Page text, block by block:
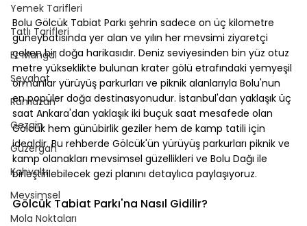
Yemek Tarifleri
Tatlı Tarifleri
Et Mangal
Seyahat
Ramazan
Gezgin
Güzergah
Kahvaltı
Mevsimsel
Mola Noktaları
Bolu Gölcük Tabiat Parkı şehrin sadece on üç kilometre
güneybatısında yer alan ve yılın her mevsimi ziyaretçi
çeken bir doğa harikasıdır. Deniz seviyesinden bin yüz otuz
metre yükseklikte bulunan krater gölü etrafındaki yemyeşil
ormanlar yürüyüş parkurları ve piknik alanlarıyla Bolu'nun
en popüler doğa destinasyonudur. İstanbul'dan yaklaşık üç
saat Ankara'dan yaklaşık iki buçuk saat mesafede olan
Gölcük hem günübirlik geziler hem de kamp tatili için
idealdir. Bu rehberde Gölcük'ün yürüyüş parkurları piknik ve
kamp olanakları mevsimsel güzellikleri ve Bolu Dağı ile
birleştirilebilecek gezi planını detaylıca paylaşıyoruz.
Gölcük Tabiat Parkı'na Nasıl Gidilir?